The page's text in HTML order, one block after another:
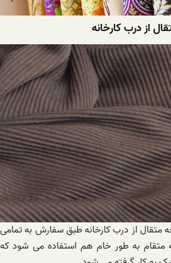
از درب کارخانه
متقال از درب کارخانه طبق سفارش به تمامی
متقام به طور خام هم استفاده می شود که